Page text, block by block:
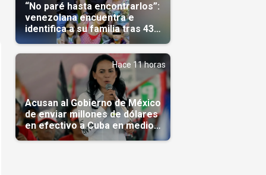
“No paré hasta encontrarlos”:
venezolana encuentra e
identifica a su familia tras 43
días del terremoto
Hace 11 horas
Acusan al Gobierno de México
de enviar millones de dólares
en efectivo a Cuba en medio
de la crisis de la Isla